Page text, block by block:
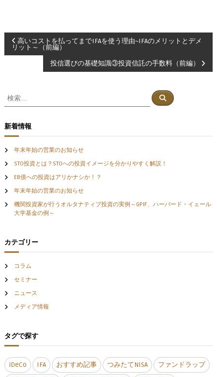
投
ビ
ゲ
ー
シ
ョ
ン
高いコストを払ってまでIFAを使う理由~IFAのメリットとデメ
リット～（前編）
投信選びの基礎知識③投資信託の手数料（前編）
検
索
象
:
検
索
新着情報
年末年始の営業のお知らせ
STO投資とは？STOへの投資イメージを分かりやすく解説！
EB債への投資はアリかナシか！？
年末年始の営業のお知らせ
機関投資家が行うオルタナティブ投資の実例～GPIF、ハーバード・イェール
大学基金の例～
カテゴリー
コラム
セミナー
ニュース
メディア情報
タグで探す
iDeCo IFA おすすめ記事 つみたてNISA ファンドラップ